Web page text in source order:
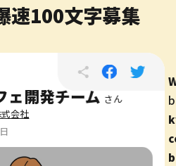
速100文字募集
ェ開発チーム さん
会社